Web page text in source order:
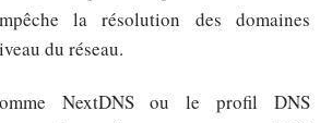
la résolution des domaines
du réseau.
NextDNS ou le profil DNS